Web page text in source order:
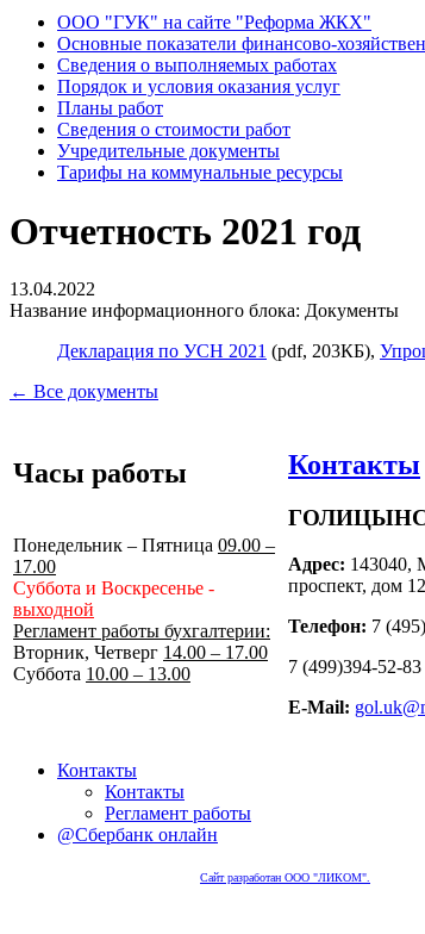
ООО "ГУК" на сайте "Реформа ЖКХ"
Основные показатели финансово-
Сведения о выполняемых работах
Порядок и условия оказания услуг
Планы работ
Сведения о стоимости работ
Учредительные документы
Тарифы на коммунальные ресурсы
Отчетность 2021 год
13.04.2022
Название информационного блока: Документы
Декларация по УСН 2021 (pdf, 203КБ),
← Все документы
Часы работы
Понедельник – Пятница 09.00 –
17.00
Суббота и Воскресенье -
выходной
Регламент работы бухгалтерии:
Вторник, Четверг 14.00 – 17.00
Суббота 10.00 – 13.00
Контакты
Адрес: 143040,
проспект, дом 12
Телефон: 7
7 (499)394-52-83
E-Mail:
Контакты
Контакты
Регламент работы
@Сбербанк онлайн
Сайт разработан ООО "ЛИКОМ".